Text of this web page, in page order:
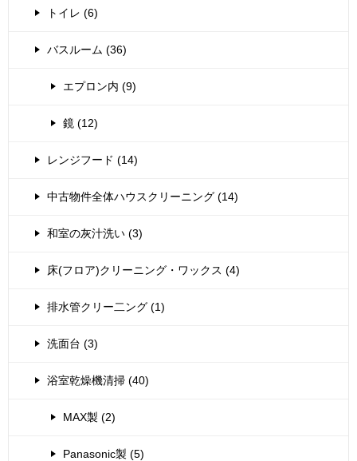
トイレ (6)
バスルーム (36)
エプロン内 (9)
鏡 (12)
レンジフード (14)
中古物件全体ハウスクリーニング (14)
和室の灰汁洗い (3)
床(フロア)クリーニング・ワックス (4)
排水管クリー二ング (1)
洗面台 (3)
浴室乾燥機清掃 (40)
MAX製 (2)
Panasonic製 (5)